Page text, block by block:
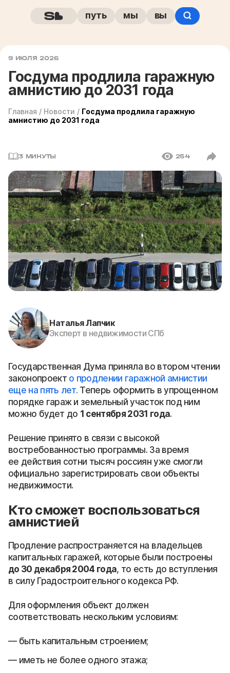
путь мы вы
9 ИЮЛЯ 2026
Госдума продлила гаражную
амнистию до 2031 года
Главная / Новости / Госдума продлила гаражную
амнистию до 2031 года
3 МИНУТЫ 254
Наталья Лапчик
Эксперт в недвижимости СПб
Государственная Дума приняла во втором чтении
законопроект о продлении гаражной амнистии
еще на пять лет. Теперь оформить в упрощенном
порядке гараж и земельный участок под ним
можно будет до 1 сентября 2031 года.
Решение принято в связи с высокой
востребованностью программы. За время
ее действия сотни тысяч россиян уже смогли
официально зарегистрировать свои объекты
недвижимости.
Кто сможет воспользоваться
амнистией
Продление распространяется на владельцев
капитальных гаражей, которые были построены
до 30 декабря 2004 года, то есть до вступления
в силу Градостроительного кодекса РФ.
Для оформления объект должен
соответствовать нескольким условиям:
быть капитальным строением;
иметь не более одного этажа;